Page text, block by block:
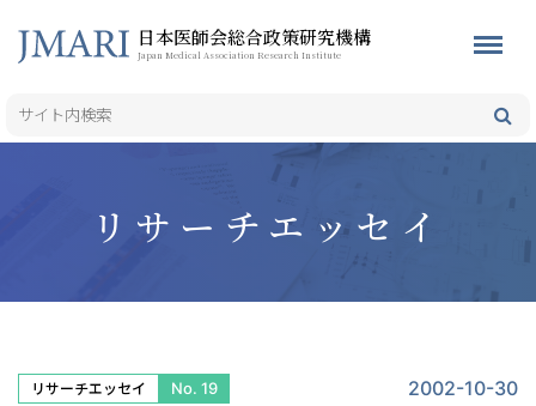
日本医師会総合政策研究機構
Japan Medical Association Research Institute
リサーチエッセイ
リサーチエッセイ No. 19 2002-10-30